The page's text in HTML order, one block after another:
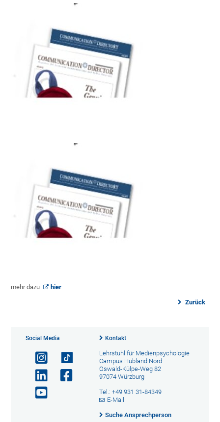
mehr dazu hier
Zurück
Social Media Kontakt
Lehrstuhl für Medienpsychologie
Campus Hubland Nord
Oswald-Külpe-Weg 82
97074 Würzburg
Tel.: +49 931 31-84349
E-Mail
Suche Ansprechperson